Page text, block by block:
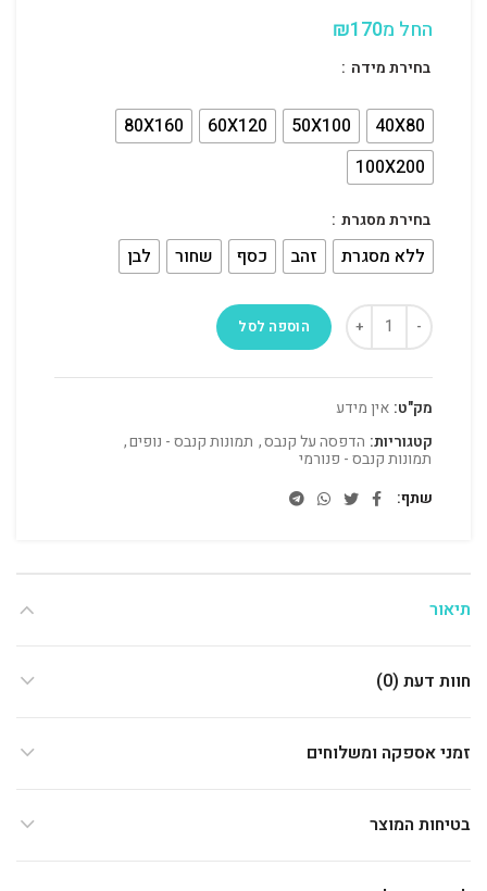
החל מ ₪170
בחירת מידה
40X80
50X100
60X120
80X160
100X200
בחירת מסגרת
ללא מסגרת זהב כסף שחור לבן
הוספה לסל
מק"ט: אין מידע
קטגוריות: הדפסה על קנבס, תמונות קנבס - נופים,
תמונות קנבס - פנורמי
שתף
תיאור
חוות דעת (0)
זמני אספקה ומשלוחים
בטיחות המוצר